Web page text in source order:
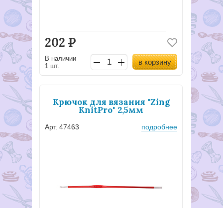
202 Р
В наличии
1 шт.
в корзину
Крючок для вязания "Zing
KnitPro" 2,5мм
Арт. 47463 подробнее